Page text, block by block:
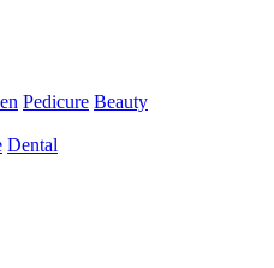
Pedicure Beauty
Dental